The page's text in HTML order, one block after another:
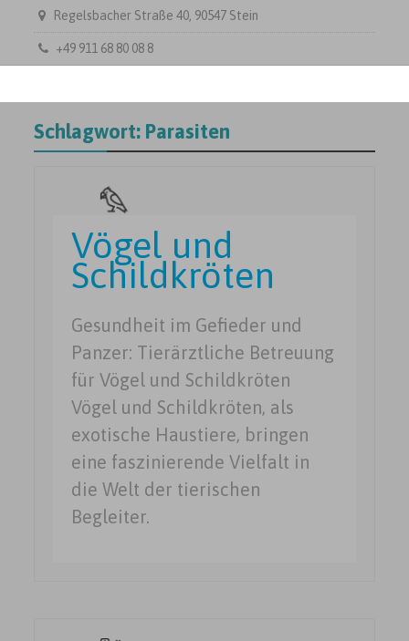
Regelsbacher Straße 40, 90547 Stein
+49 911 68 80 08 8
Schlagwort: Parasiten
Vögel und
Schildkröten
Gesundheit im Gefieder und
Panzer: Tierärztliche Betreuung
für Vögel und Schildkröten
Vögel und Schildkröten, als
exotische Haustiere, bringen
eine faszinierende Vielfalt in
die Welt der tierischen
Begleiter.